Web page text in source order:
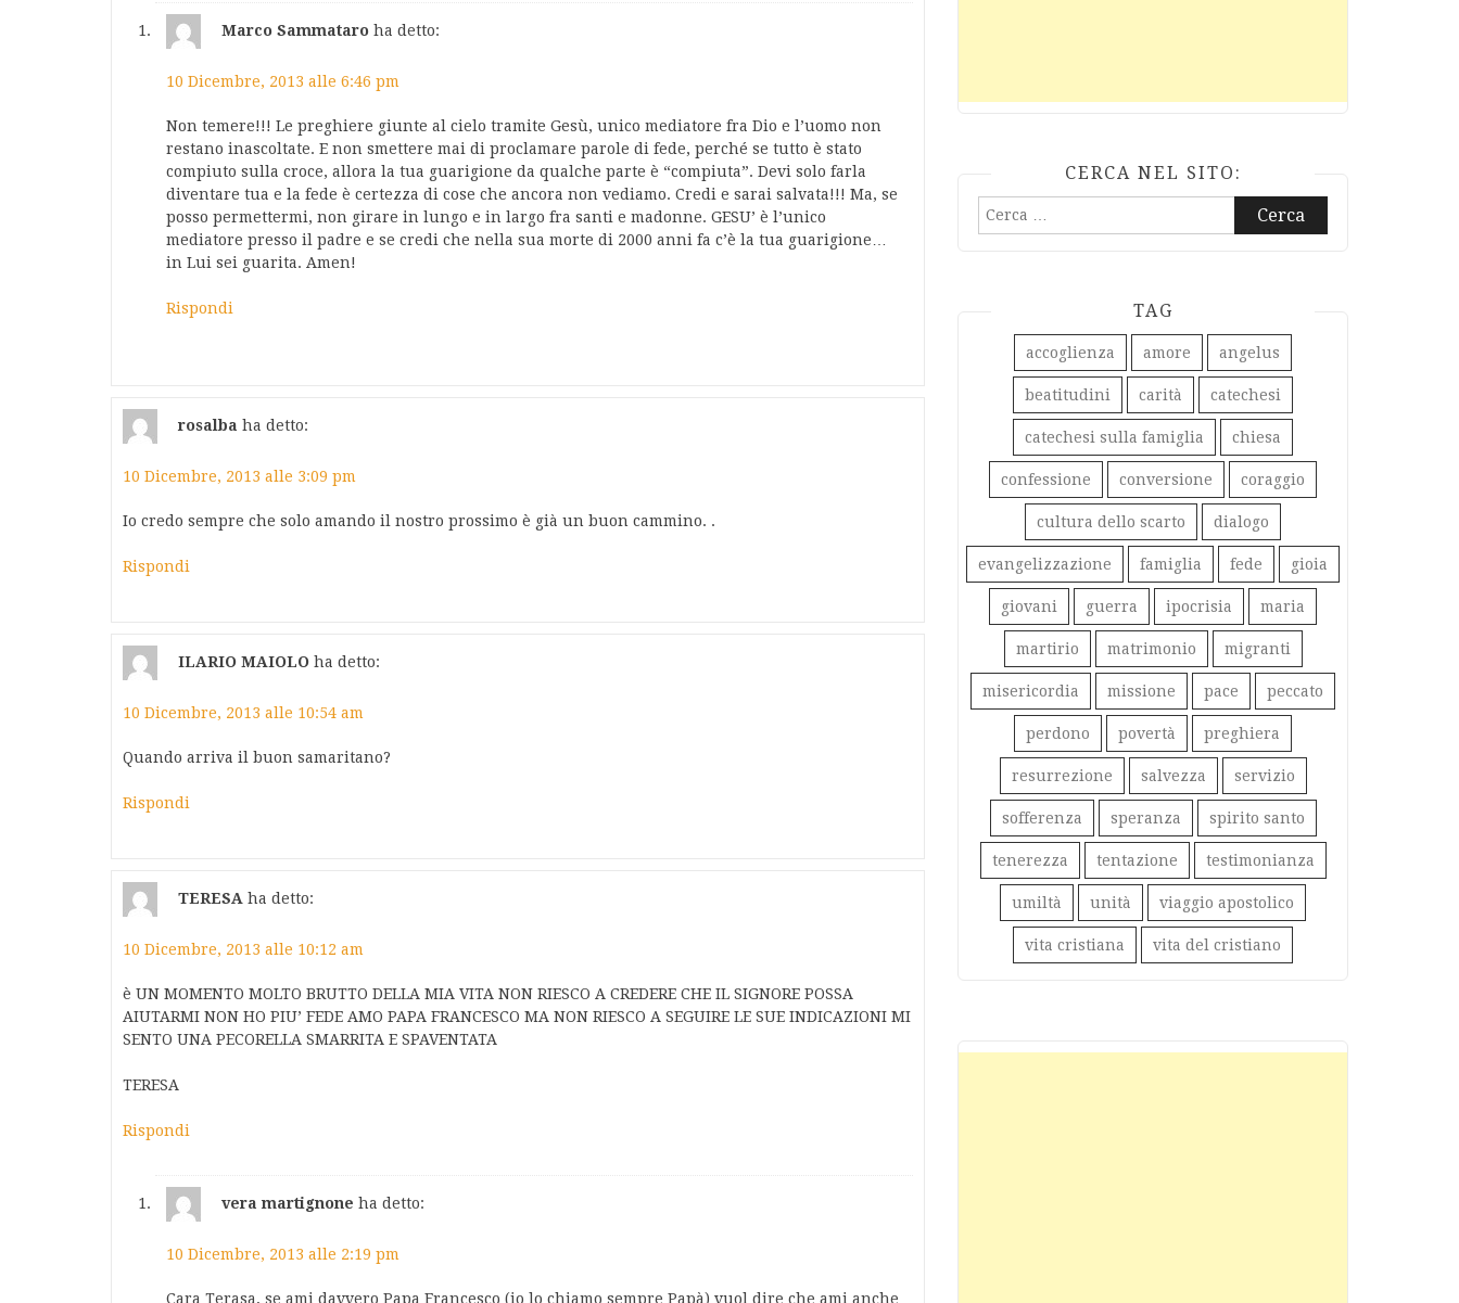
Marco Sammataro ha detto:
10 Dicembre, 2013 alle 6:46 pm
Non temere!!! Le preghiere giunte al cielo tramite Gesù, unico mediatore fra Dio e l’uomo non
restano inascoltate. E non smettere mai di proclamare parole di fede, perché se tutto è stato
compiuto sulla croce, allora la tua guarigione da qualche parte è “compiuta”. Devi solo farla
diventare tua e la fede è certezza di cose che ancora non vediamo. Credi e sarai salvata!!! Ma, se
posso permettermi, non girare in lungo e in largo fra santi e madonne. GESU’ è l’unico
mediatore presso il padre e se credi che nella sua morte di 2000 anni fa c’è la tua guarigione…
in Lui sei guarita. Amen!
Rispondi
rosalba ha detto:
10 Dicembre, 2013 alle 3:09 pm
Io credo sempre che solo amando il nostro prossimo è già un buon cammino. .
Rispondi
ILARIO MAIOLO ha detto:
10 Dicembre, 2013 alle 10:54 am
Quando arriva il buon samaritano?
Rispondi
TERESA ha detto:
10 Dicembre, 2013 alle 10:12 am
è UN MOMENTO MOLTO BRUTTO DELLA MIA VITA NON RIESCO A CREDERE CHE IL SIGNORE POSSA
AIUTARMI NON HO PIU’ FEDE AMO PAPA FRANCESCO MA NON RIESCO A SEGUIRE LE SUE INDICAZIONI MI
SENTO UNA PECORELLA SMARRITA E SPAVENTATA
TERESA
Rispondi
vera martignone ha detto:
10 Dicembre, 2013 alle 2:19 pm
Cara Terasa, se ami davvero Papa Francesco (io lo chiamo sempre Papà) vuol dire che ami anche
CERCA NEL SITO:
Ricerca
TAG
accoglienza amore angelus
beatitudini carità catechesi
catechesi sulla famiglia chiesa
confessione conversione coraggio
cultura dello scarto dialogo
evangelizzazione famiglia fede gioia
giovani guerra ipocrisia maria
martirio matrimonio migranti
misericordia missione pace peccato
perdono povertà preghiera
resurrezione salvezza servizio
sofferenza speranza spirito santo
tenerezza tentazione testimonianza
umiltà unità viaggio apostolico
vita cristiana vita del cristiano